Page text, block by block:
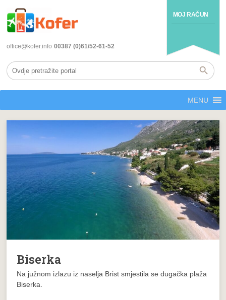
MOJ RAČUN
office@kofer.info 00387 (0)61/52-61-52
MENU
Biserka
Na južnom izlazu iz naselja Brist smjestila se dugačka plaža
Biserka.